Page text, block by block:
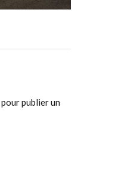
pour publier un